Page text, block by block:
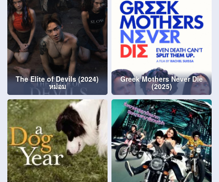
The Elite of Devils (2024)
หม่อม
Greek Mothers Never Die
(2025)